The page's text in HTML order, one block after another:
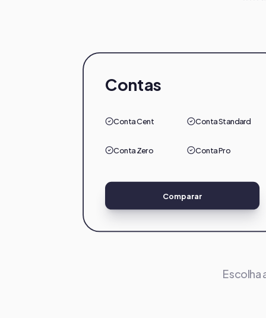
Contas
Conta Cent Conta Standard
Conta Zero Conta Pro
Comparar
Escolha